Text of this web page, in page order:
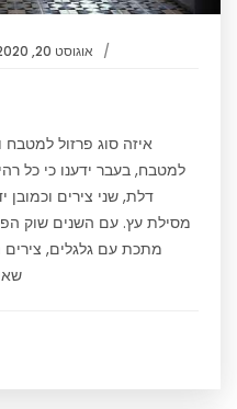
אוגוסט 20, 2020
איזה סוג פרזול למטבח
למטבח, בעבר ידענו כי כל
דלת, שני צירים וכמובן
מסילת עץ. עם השנים שוק
מתכת עם גלגלים, צירים